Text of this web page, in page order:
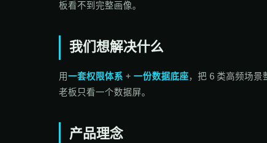
板看不到完整画像。
我们想解决什么
用一套权限体系 + 一份数据底座，把 6 类高频场景
老板只看一个数据屏。
产品理念